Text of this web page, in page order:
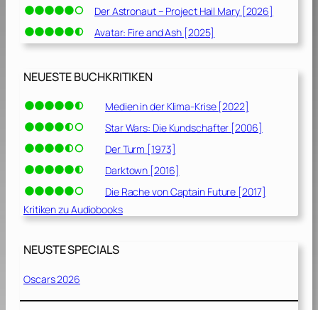
Der Astronaut – Project Hail Mary [2026]
Avatar: Fire and Ash [2025]
NEUESTE BUCHKRITIKEN
Medien in der Klima-Krise [2022]
Star Wars: Die Kundschafter [2006]
Der Turm [1973]
Darktown [2016]
Die Rache von Captain Future [2017]
Kritiken zu Audiobooks
NEUSTE SPECIALS
Oscars 2026